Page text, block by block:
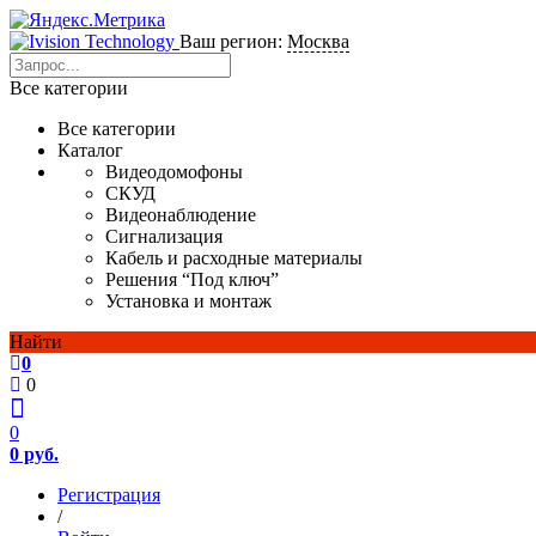
Ваш регион: Москва
Все категории
Все категории
Каталог
Видеодомофоны
СКУД
Видеонаблюдение
Сигнализация
Кабель и расходные материалы
Решения “Под ключ”
Установка и монтаж
Найти
0
0
0
0 руб.
Регистрация
/